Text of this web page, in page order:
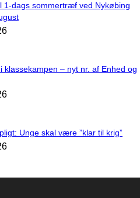
1-dags sommertræf ved Nykøbing
klassekampen – nyt nr. af Enhed og
Unge skal være ”klar til krig”